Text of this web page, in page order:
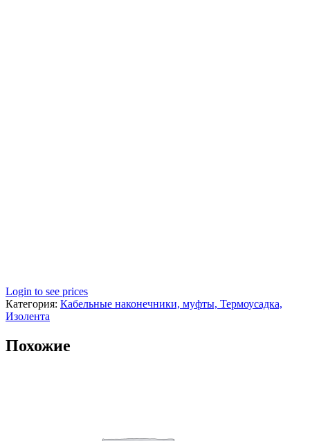
Login to see prices
Категория: Кабельные наконечники, муфты, Термоусадка,
Изолента
Похожие